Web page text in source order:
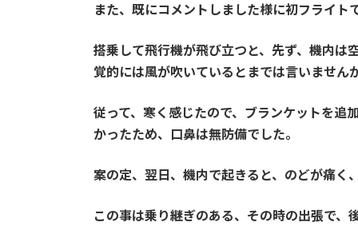
また、既にコメントしました様に初フライ
搭乗して飛行機が飛び立つと、先ず、機内は
覚的には風が吹いているとまでは言いませ
従って、寒く感じたので、ブランケットを追
かったため、口鼻は無防備でした。
案の定、翌日、機内で起きると、のどが痛く
この事は乗り継ぎのある、その時の出張で、